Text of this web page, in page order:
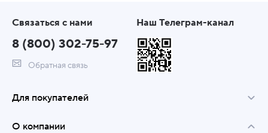
Связаться с нами
8 (800) 302-75-97
Обратная связь
Наш Телеграм-канал
Для покупателей
О компании